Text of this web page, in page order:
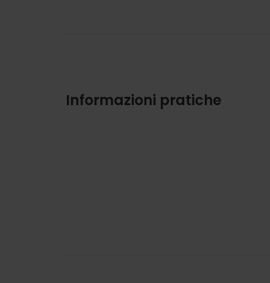
Informazioni pratiche